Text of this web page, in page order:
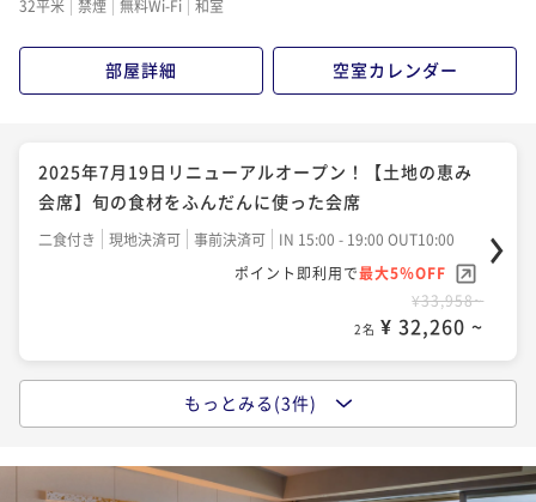
¥37,234~
2名 ¥ 35,372 ~
2025年7月19日リニューアルオープン！ 【季節の会
席】季節の食材を愉しむ会席
二食付き 現地決済可 事前決済可
IN 15:00 - 19:00 OUT10:00
ポイント即利用で 最大5％OFF
¥45,360~
2名 ¥ 43,092 ~
32平米 禁煙 無料Wi-Fi 和室
部屋詳細 空室カレンダー
2025年7月19日リニューアルオープン！【土地の恵み
会席】旬の食材をふんだんに使った会席
二食付き 現地決済可 事前決済可
IN 15:00 - 19:00 OUT10:00
ポイント即利用で最大5％OFF
¥33,958~
2名 ¥ 32,260 ~
2025年7月19日リニューアルオープン！【土地の恵み
現地決済可 事前決済可
IN 15:00 - 19:00 OUT10:00
もっとみる(3件)